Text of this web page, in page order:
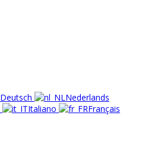
Deutsch
Nederlands
Italiano Français